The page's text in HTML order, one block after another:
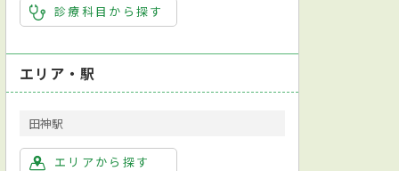
診療科目から探す
エリア・駅
田神駅
エリアから探す